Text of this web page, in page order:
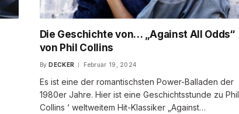
Die Geschichte von… „Against All Odds“
von Phil Collins
By DECKER Februar 19, 2024
Es ist eine der romantischsten Power-Balladen der
1980er Jahre. Hier ist eine Geschichtsstunde zu Phil
Collins ‘ weltweitem Hit-Klassiker „Against…